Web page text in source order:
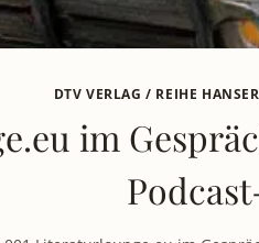
DTV VERLAG / REIHE HANSER
im